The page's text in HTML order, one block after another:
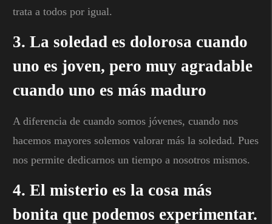
trata a todos por igual.
3. La soledad es dolorosa cuando
uno es joven, pero muy agradable
cuando uno es más maduro
A diferencia de cuando somos jóvenes, cuando nos
hacemos mayores solemos valorar más la soledad. Pues
nos permite dedicarnos un tiempo a nosotros mismos.
4. El misterio es la cosa más
bonita que podemos experimentar.